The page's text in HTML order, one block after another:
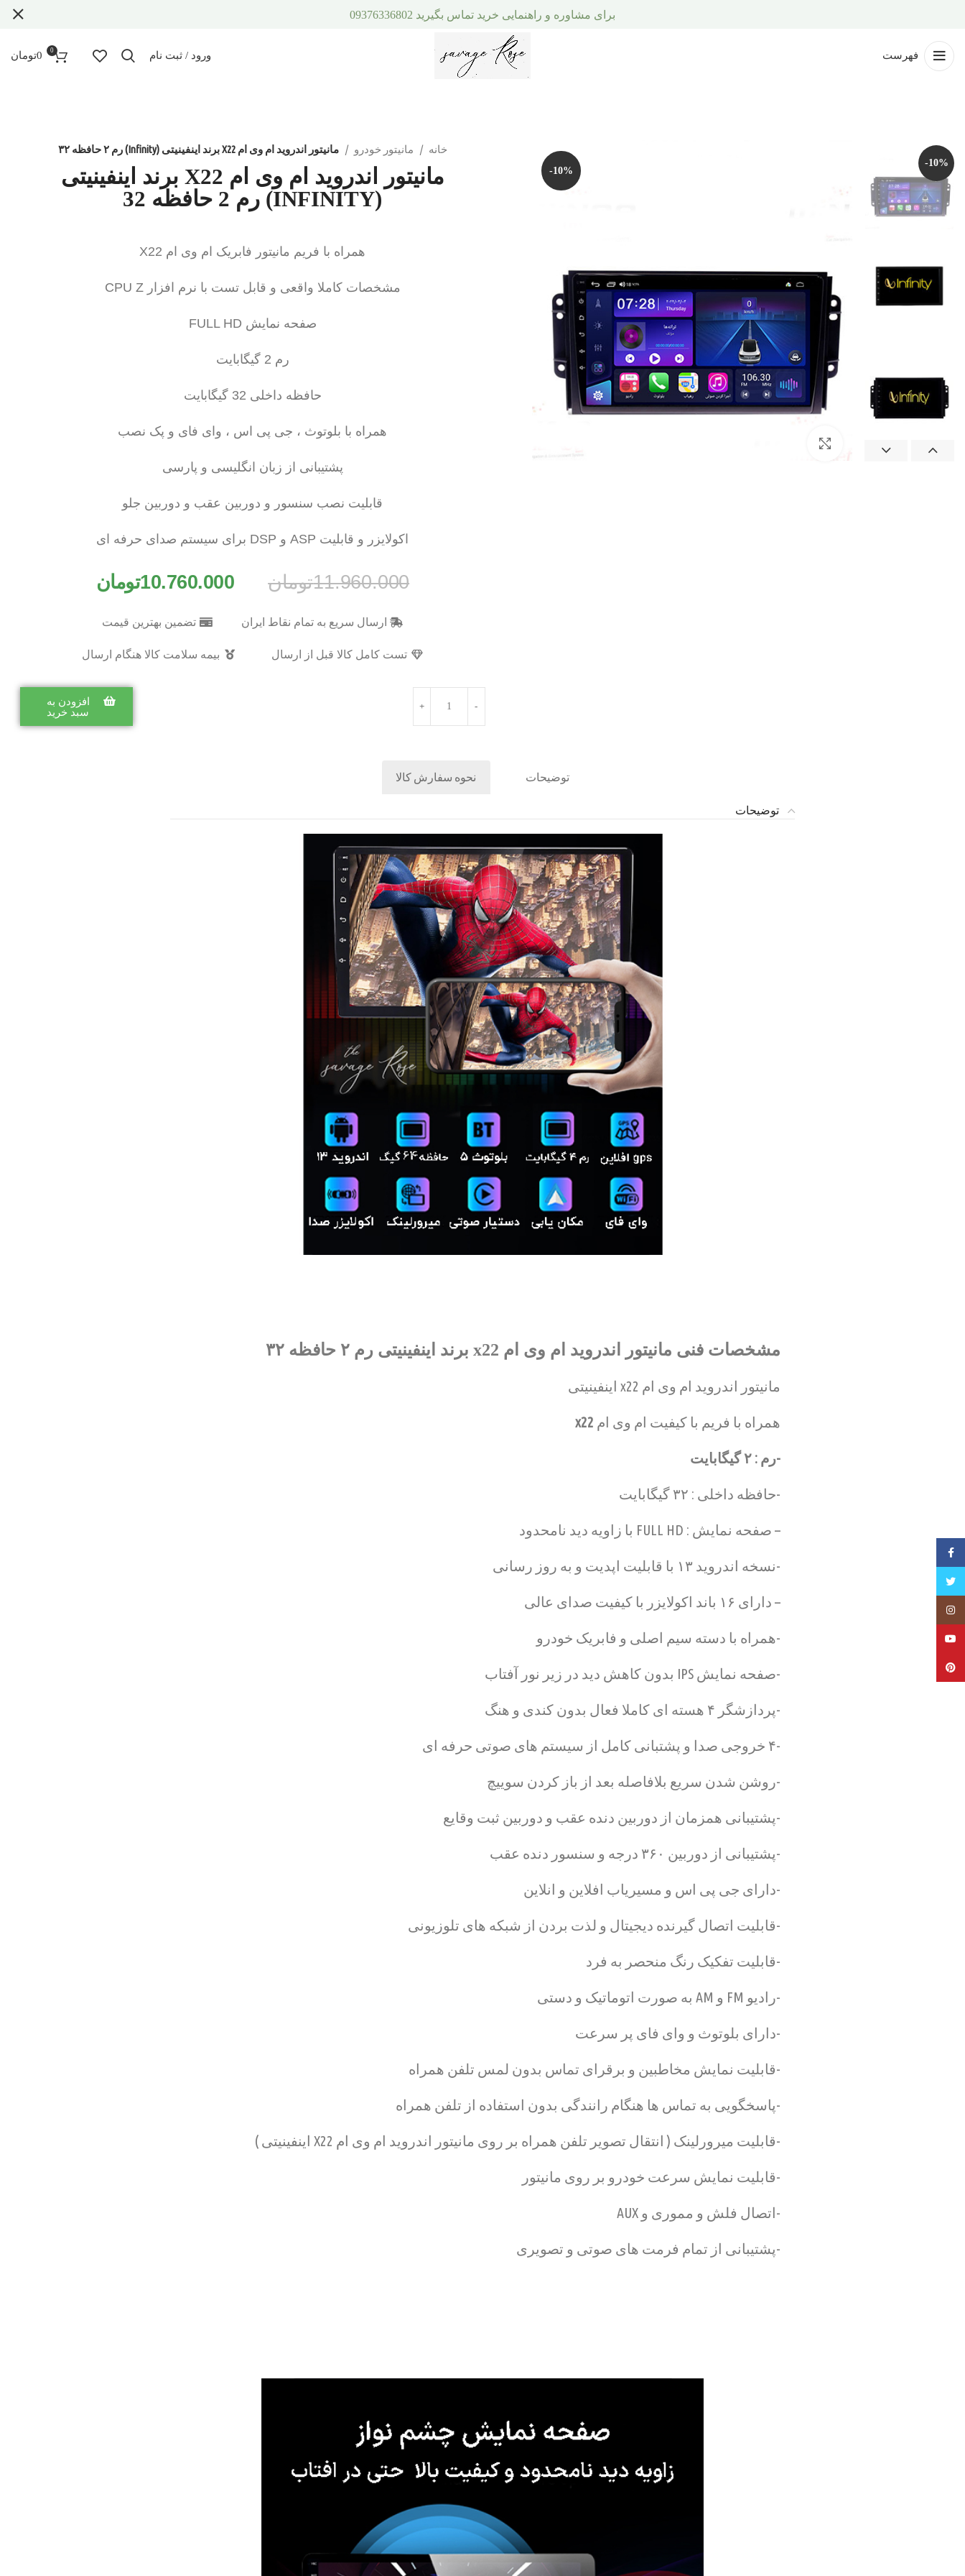
فهرست ورود / ثبت نام 0
0تومان
-10%
-10%
خانه مانیتور خودرو مانیتور اندروید ام وی ام X22 برند اینفینیتی (Infinity) رم ۲ حافظه ۳۲
مانیتور اندروید ام وی ام X22 برند اینفینیتی
(INFINITY) رم 2 حافظه 32
همراه با فریم مانیتور فابریک ام وی ام X22
مشخصات کاملا واقعی و قابل تست با نرم افزار CPU Z
صفحه نمایش FULL HD
رم 2 گیگابایت
حافظه داخلی 32 گیگابایت
همراه با بلوتوث ، جی پی اس ، وای فای و پک نصب
پشتیبانی از زبان انگلیسی و پارسی
قابلیت نصب سنسور و دوربین عقب و دوربین جلو
اکولایزر و قابلیت ASP و DSP برای سیستم صدای حرفه ای
11.960.000تومان 10.760.000تومان
ارسال سریع به تمام نقاط ایران تضمین بهترین قیمت
تست کامل کالا قبل از ارسال بیمه سلامت کالا هنگام ارسال
افزودن به
سبد خرید
توضیحات نحوه سفارش کالا
توضیحات
مشخصات فنی مانیتور اندروید ام وی ام x22 برند اینفینیتی رم ۲ حافظه ۳۲
مانیتور اندروید ام وی ام x22 اینفینیتی
همراه با فریم با کیفیت ام وی ام x22
-رم : ۲ گیگابایت
-حافظه داخلی : ۳۲ گیگابایت
– صفحه نمایش : FULL HD با زاویه دید نامحدود
-نسخه اندروید ۱۳ با قابلیت اپدیت و به روز رسانی
– دارای ۱۶ باند اکولایزر با کیفیت صدای عالی
-همراه با دسته سیم اصلی و فابریک خودرو
-صفحه نمایش IPS بدون کاهش دید در زیر نور آفتاب
-پردازشگر ۴ هسته ای کاملا فعال بدون کندی و هنگ
-۴ خروجی صدا و پشتبانی کامل از سیستم های صوتی حرفه ای
-روشن شدن سریع بلافاصله بعد از باز کردن سوییچ
-پشتیبانی همزمان از دوربین دنده عقب و دوربین ثبت وقایع
-پشتیبانی از دوربین ۳۶۰ درجه و سنسور دنده عقب
-دارای جی پی اس و مسیریاب افلاین و انلاین
-قابلیت اتصال گیرنده دیجیتال و لذت بردن از شبکه های تلوزیونی
-قابلیت تفکیک رنگ منحصر به فرد
-رادیو FM و AM به صورت اتوماتیک و دستی
-دارای بلوتوث و وای فای پر سرعت
-قابلیت نمایش مخاطبین و برقرای تماس بدون لمس تلفن همراه
-پاسخگویی به تماس ها هنگام رانندگی بدون استفاده از تلفن همراه
-قابلیت میرورلینک ( انتقال تصویر تلفن همراه بر روی مانیتور اندروید ام وی ام X22 اینفینیتی )
-قابلیت نمایش سرعت خودرو بر روی مانیتور
-اتصال فلش و مموری و AUX
-پشتیبانی از تمام فرمت های صوتی و تصویری
برای مشاوره و راهنمایی خرید تماس بگیرید 09376336802